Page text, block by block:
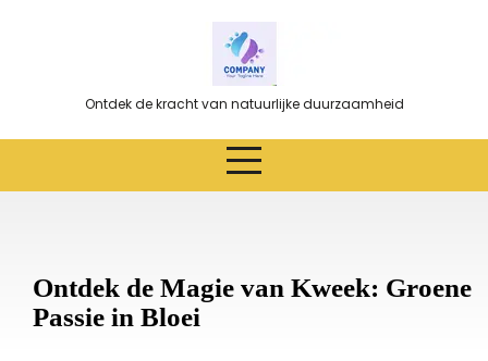
Ontdek de kracht van natuurlijke duurzaamheid
Ontdek de Magie van Kweek: Groene
Passie in Bloei